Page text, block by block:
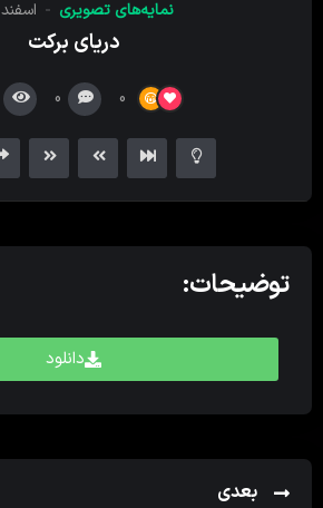
نمایه‌های تصویری اسفند ۱, ۱۳۹۹
دریای برکت
0
0
توضیحات:
دانلود
بعدی